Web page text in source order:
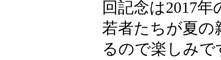
回記念は2017
若者たちが夏の
るので楽しみ